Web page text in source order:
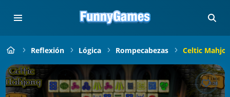
Reflexión Lógica Rompecabezas Celtic